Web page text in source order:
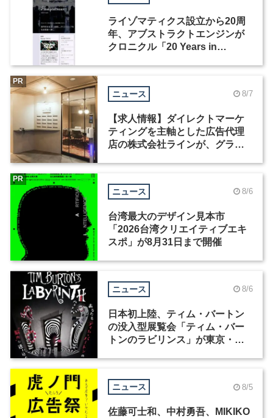
ライゾマティクス設立から20周
年、アブストラクトエンジンが
クロニクル「20 Years in
ニュース 8/7
【求人情報】ダイレクトマーケ
ティングを主軸とした広告代理
店の株式会社ラインが、グラフ
PR
ニュース 8/6
台湾最大のデザイン見本市
「2026台湾クリエイティブエキ
スポ」が8月31日まで開催
PR
ニュース 8/6
日本初上陸、ティム・バートン
の没入型展覧会「ティム・バー
トンのラビリンス」が東京・豊
ニュース 8/5
佐藤可士和、中村勇吾、MIKIKO